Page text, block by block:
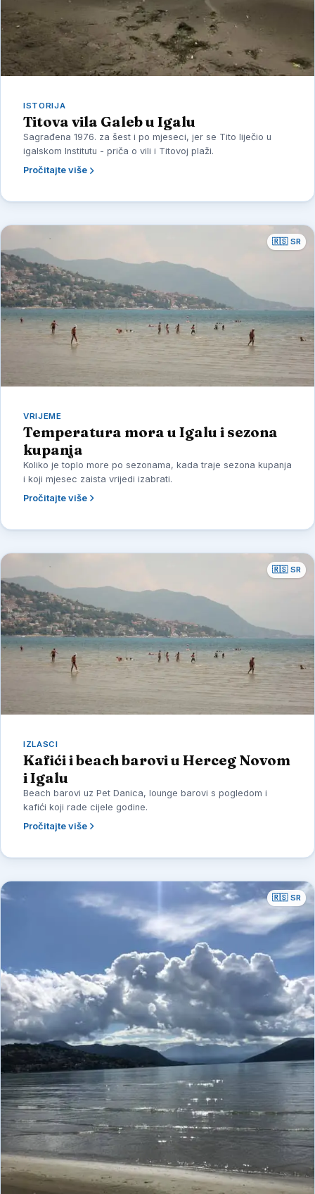
ISTORIJA
Titova vila Galeb u Igalu
Sagrađena 1976. za šest i po mjeseci, jer se Tito liječio u
igalskom Institutu - priča o vili i Titovoj plaži.
Pročitajte više
🇷🇸 SR
VRIJEME
Temperatura mora u Igalu i sezona
kupanja
Koliko je toplo more po sezonama, kada traje sezona kupanja
i koji mjesec zaista vrijedi izabrati.
Pročitajte više
🇷🇸 SR
IZLASCI
Kafići i beach barovi u Herceg Novom
i Igalu
Beach barovi uz Pet Danica, lounge barovi s pogledom i
kafići koji rade cijele godine.
Pročitajte više
🇷🇸 SR